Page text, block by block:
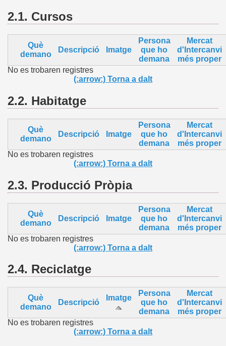
2.1. Cursos
Què
demano
Descripció Imatge
Persona
que ho
demana
Mercat
d'Intercanvi
més proper
No es trobaren registres
(:arrow:) Torna a dalt
2.2. Habitatge
Què
demano
Descripció Imatge
Persona
que ho
demana
Mercat
d'Intercanvi
més proper
No es trobaren registres
(:arrow:) Torna a dalt
2.3. Producció Pròpia
Què
demano
Descripció Imatge
Persona
que ho
demana
Mercat
d'Intercanvi
més proper
No es trobaren registres
(:arrow:) Torna a dalt
2.4. Reciclatge
Què
demano
Descripció
Imatge
Persona
que ho
demana
Mercat
d'Intercanvi
més proper
No es trobaren registres
(:arrow:) Torna a dalt